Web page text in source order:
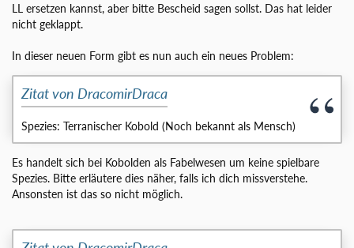
LL ersetzen kannst, aber bitte Bescheid sagen sollst. Das hat leider
nicht geklappt.
In dieser neuen Form gibt es nun auch ein neues Problem:
Zitat von DracomirDraca
Spezies: Terranischer Kobold (Noch bekannt als Mensch)
Es handelt sich bei Kobolden als Fabelwesen um keine spielbare
Spezies. Bitte erläutere dies näher, falls ich dich missverstehe.
Ansonsten ist das so nicht möglich.